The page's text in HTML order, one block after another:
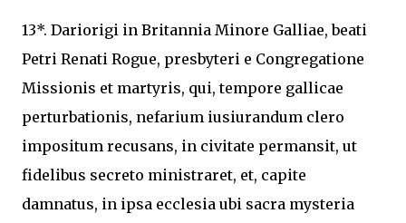
13*. Dariorigi in Britannia Minore Galliae, beati
Petri Renati Rogue, presbyteri e Congregatione
Missionis et martyris, qui, tempore gallicae
perturbationis, nefarium iusiurandum clero
impositum recusans, in civitate permansit, ut
fidelibus secreto ministraret, et, capite
damnatus, in ipsa ecclesia ubi sacra mysteria